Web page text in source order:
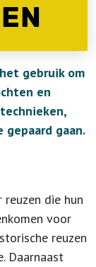
gebruik om
en
gaan.
reuzen die hun
voor
reuzen
Daarnaast